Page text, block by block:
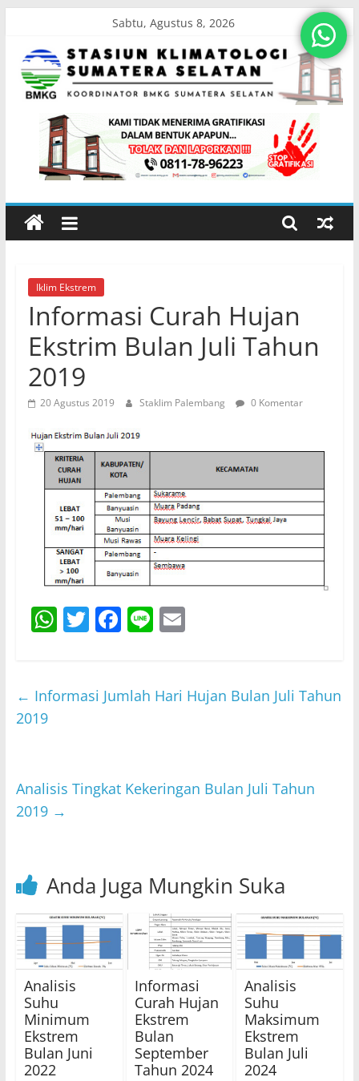
content
Sabtu, Agustus 8, 2026
Stasiun
Klimatologi
Sumatera
Koordinator
BMKG
Sumatera
Selatan
Iklim Ekstrem
Informasi Curah Hujan
Ekstrim Bulan Juli Tahun
2019
20 Agustus 2019 Staklim Palembang 0 Komentar
W
s
T
er
F
e
k
Li E
l
← Informasi Jumlah Hari Hujan Bulan Juli Tahun
2019
Analisis Tingkat Kekeringan Bulan Juli Tahun
2019 →
Anda Juga Mungkin Suka
Analisis
Suhu
Minimum
Ekstrem
Bulan Juni
2022
Informasi
Curah Hujan
Ekstrem
Bulan
September
Tahun 2024
Analisis
Suhu
Maksimum
Ekstrem
Bulan Juli
2024